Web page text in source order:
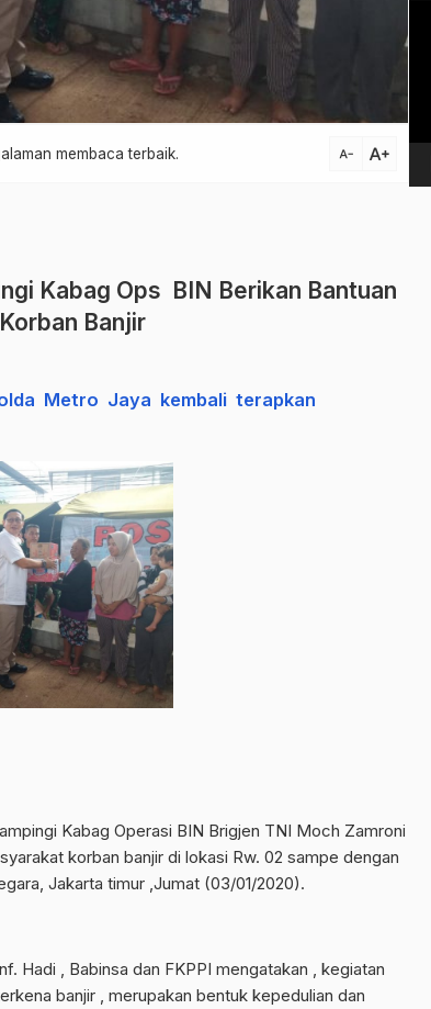
membaca terbaik. text_decrease text_increase
Kabag Ops BIN Berikan Bantuan
Banjir
Metro Jaya kembali terapkan
Kabag Operasi BIN Brigjen TNI Moch Zamroni
korban banjir di lokasi Rw. 02 sampe dengan
Jakarta timur ,Jumat (03/01/2020).
Hadi , Babinsa dan FKPPI mengatakan , kegiatan
banjir , merupakan bentuk kepedulian dan